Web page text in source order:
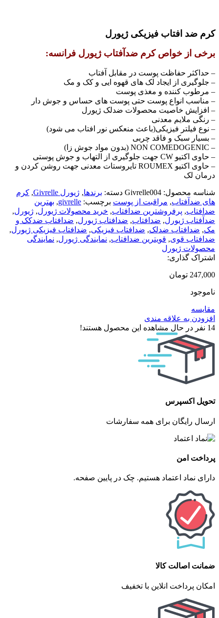
کرم ضد افتاب فیزیکی ژیورل
برخی از خواص کرم ضدآفتاب ژیورل فرانسه:
– حداکثر حفاظت پوست در مقابل آفتاب
– جلوگیری از ایجاد لک های قهوه ایی و کک و مک
– مرطوب کننده و مغذی پوست
– مناسب انواع پوست حتی پوست های حساس و جوش دار
– افزایش خاصیت محصولات ضدلک ژیورل
– رنگی ملایم معدنی
– نوع فیلتر فیزیکی(باعث منعکس نور افتاب می شود)
– بسیار سبک و فاقد چربی
– NON COMEDOGENIC (بدون مواد جوش زا)
– حاوی اکتیو CW جهت جلوگیری از التهاب و جوش پوستی
– حاوی اکتیو ROUMEX تایروستات معدنی جهت روشن کردن و
درمان لک
شناسه محصول: Givrelle004 دسته: برندها, ژیورل Givrelle , کرم
های ضدآفتاب, مراقبت از پوست برچسب: givrelle
, بهترین
ضدافتاب, پرفروشترین ضدافتاب, خرید محصولات ژیورل, ژیورل,
ضدآفتاب ژیورل, ضدافتاب, ضدافتاب ژیورل, ضدافتاب ضدکک و
مک, ضدافتاب ضدلک, ضدافتاب فیزیکی, ضدافتاب فیزیکی ژیورل,
ضدافتاب قوی, قویترین ضدافتاب, نمایندگی ژیورل, نمایندگی
محصولات ژیورل
اشتراک گذاری:
247,000 تومان
ناموجود
مقایسه
افزودن به علاقه مندی
14 نفر در حال مشاهده این محصول هستند!
تحویل اکسپرس
ارسال رایگان برای همه سفارشات
پرداخت امن
دارای نماد اعتماد هستیم. چک در پایین صفحه.
ضمانت اصالت کالا
امکان پرداخت انلاین با تخفیف